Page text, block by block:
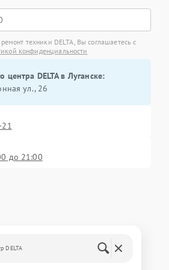
техники DELTA, Вы соглашаетесь с
конфиденциальности
центра DELTA в Луганске:
ул., 26
21
до 21:00
DELTA